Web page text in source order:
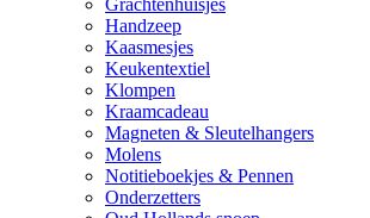
Grachtenhuisjes
Handzeep
Kaasmesjes
Keukentextiel
Klompen
Kraamcadeau
Magneten & Sleutelhangers
Molens
Notitieboekjes & Pennen
Onderzetters